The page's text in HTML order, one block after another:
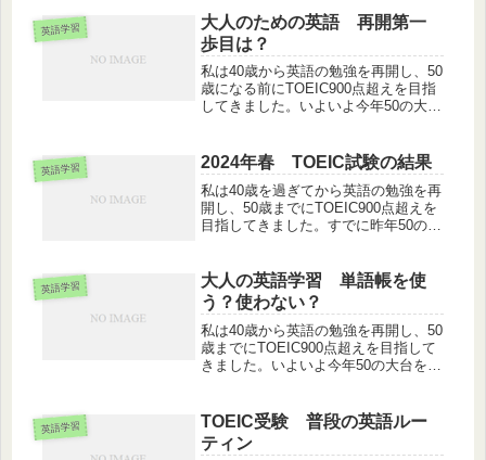
英語学習
大人のための英語 再開第一
歩目は？
私は40歳から英語の勉強を再開し、50
歳になる前にTOEIC900点超えを目指
してきました。いよいよ今年50の大台
かもスピーキングはといえばペラペラ
話す目標にはほど遠い…...
英語学習 2024年春 TOEIC試験の結果
私は40歳を過ぎてから英語の勉強を再
開し、50歳までにTOEIC900点超えを
目指してきました。すでに昨年50の大
ず。しかもスピーキングはといえばペ
ラペラ話す目標にはほど遠い...
英語学習
大人の英語学習 単語帳を使
う？使わない？
私は40歳から英語の勉強を再開し、50
歳までにTOEIC900点超えを目指して
きました。いよいよ今年50の大台を迎
スピーキングはといえばペラペラ話す
目標にはほど遠い…この...
英語学習
TOEIC受験 普段の英語ルー
ティン